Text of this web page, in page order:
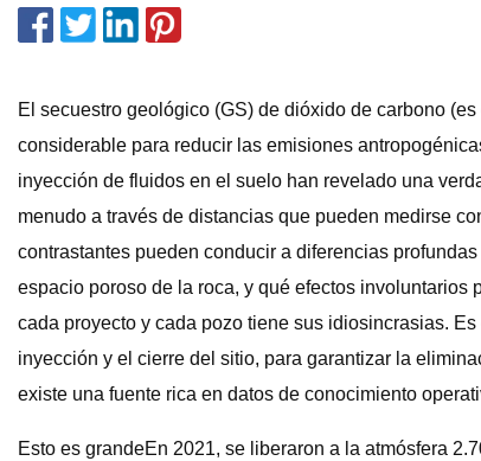
El secuestro geológico (GS) de dióxido de carbono
considerable para reducir las emisiones
inyección de fluidos en el suelo han revelado una
menudo a través de distancias que pueden medirse
contrastantes pueden conducir a diferencias
espacio poroso de la roca, y qué efectos
cada proyecto y cada pozo tiene sus idiosincrasias.
inyección y el cierre del sitio, para garantizar la
existe una fuente rica en datos de conocimiento
Esto es grandeEn 2021, se liberaron a la atmósfera